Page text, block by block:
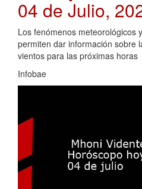
04 de Julio,
Los fenómenos meteorológicos
permiten dar información sobre
vientos para las próximas horas
Infobae